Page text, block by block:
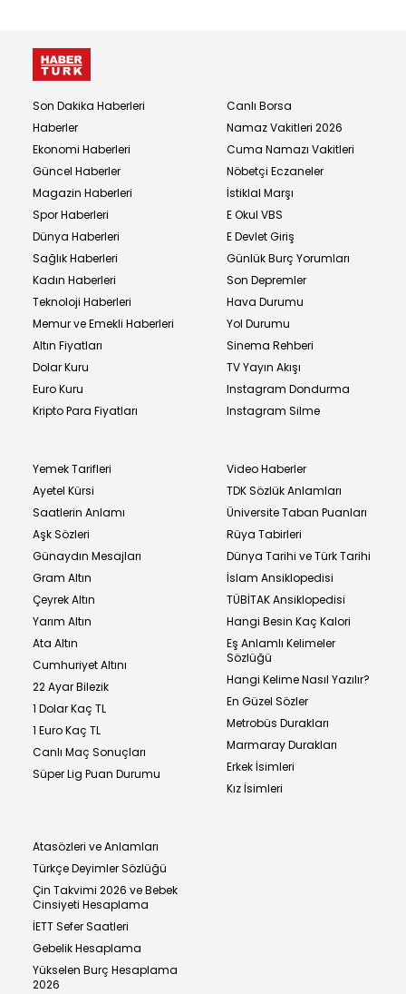
Son Dakika Haberleri
Haberler
Ekonomi Haberleri
Güncel Haberler
Magazin Haberleri
Spor Haberleri
Dünya Haberleri
Sağlık Haberleri
Kadın Haberleri
Teknoloji Haberleri
Memur ve Emekli Haberleri
Altın Fiyatları
Dolar Kuru
Euro Kuru
Kripto Para Fiyatları
Canlı Borsa
Namaz Vakitleri 2026
Cuma Namazı Vakitleri
Nöbetçi Eczaneler
İstiklal Marşı
E Okul VBS
E Devlet Giriş
Günlük Burç Yorumları
Son Depremler
Hava Durumu
Yol Durumu
Sinema Rehberi
TV Yayın Akışı
Instagram Dondurma
Instagram Silme
Yemek Tarifleri
Ayetel Kürsi
Saatlerin Anlamı
Aşk Sözleri
Günaydın Mesajları
Gram Altın
Çeyrek Altın
Yarım Altın
Ata Altın
Cumhuriyet Altını
22 Ayar Bilezik
1 Dolar Kaç TL
1 Euro Kaç TL
Canlı Maç Sonuçları
Süper Lig Puan Durumu
Video Haberler
TDK Sözlük Anlamları
Üniversite Taban Puanları
Rüya Tabirleri
Dünya Tarihi ve Türk Tarihi
İslam Ansiklopedisi
TÜBİTAK Ansiklopedisi
Hangi Besin Kaç Kalori
Eş Anlamlı Kelimeler
Sözlüğü
Hangi Kelime Nasıl Yazılır?
En Güzel Sözler
Metrobüs Durakları
Marmaray Durakları
Erkek İsimleri
Kız İsimleri
Atasözleri ve Anlamları
Türkçe Deyimler Sözlüğü
Çin Takvimi 2026 ve Bebek
Cinsiyeti Hesaplama
İETT Sefer Saatleri
Gebelik Hesaplama
Yükselen Burç Hesaplama
2026